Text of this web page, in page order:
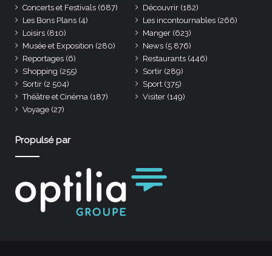
Concerts et Festivals (687) Découvrir (182)
Les Bons Plans (4) Les incontournables (266)
Loisirs (810) Manger (623)
Musée et Exposition (280) News (5 876)
Reportages (6) Restaurants (446)
Shopping (255) Sortir (289)
Sortir (2 504) Sport (375)
Théâtre et Cinéma (187) Visiter (149)
Voyage (27)
Propulsé par